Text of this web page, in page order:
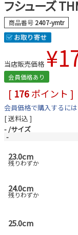
フシューズ
商品番号 2407-ymtr
当店販売価格 ¥
会員価格あり
[ 176ポイント ]
会員価格で購入するには
送料込
- サイズ
-
23.0cm
残りわずか
24.0cm
残りわずか
25.0cm